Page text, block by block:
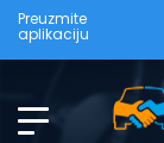
Preuzmite
aplikaciju